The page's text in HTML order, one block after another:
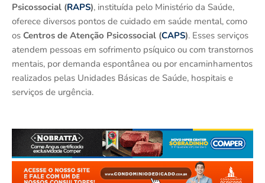
Psicossocial (RAPS), instituída pelo Ministério da Saúde,
oferece diversos pontos de cuidado em saúde mental, como
os Centros de Atenção Psicossocial (CAPS). Esses serviços
atendem pessoas em sofrimento psíquico ou com transtornos
mentais, por demanda espontânea ou por encaminhamentos
realizados pelas Unidades Básicas de Saúde, hospitais e
serviços de urgência.